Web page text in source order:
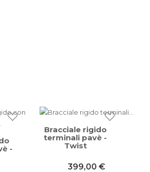
-
Bracciale rigido
terminali pavè -
Twist
399,00 €